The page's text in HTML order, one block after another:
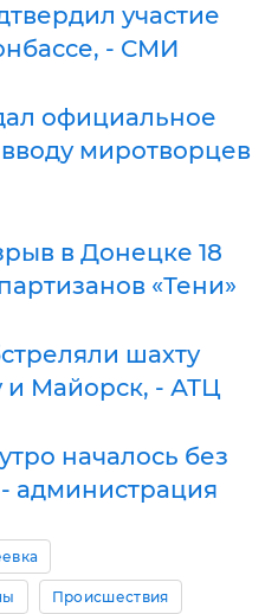
участие
- СМИ
официальное
миротворцев
в Донецке 18
«Тени»
шахту
и Майорск, - АТЦ
началось без
администрация
Происшествия